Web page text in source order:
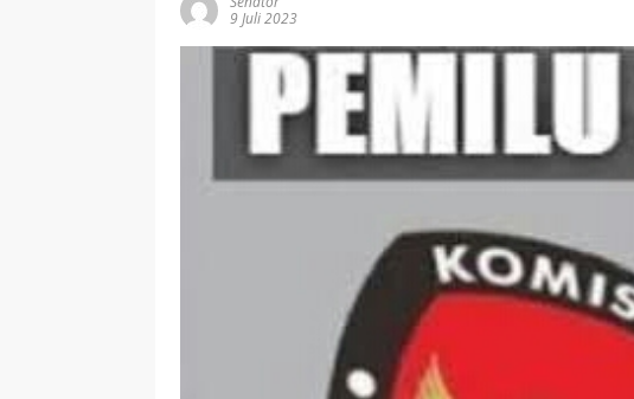
9 Juli 2023